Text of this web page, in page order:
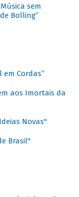
sem
Bolling”
Cordas”
aos Imortais da
Novas"
Brasil"